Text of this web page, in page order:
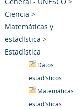
Ciencia >
Matemáticas y
estadística >
Estadística
Datos
estadísticos
Matemáticas
estadísticas